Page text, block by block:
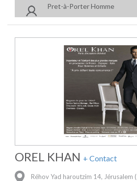
Pret-à-Porter Homme
OREL KHAN + Contact
Réhov Yad haroutzim 14, Jérusalem (